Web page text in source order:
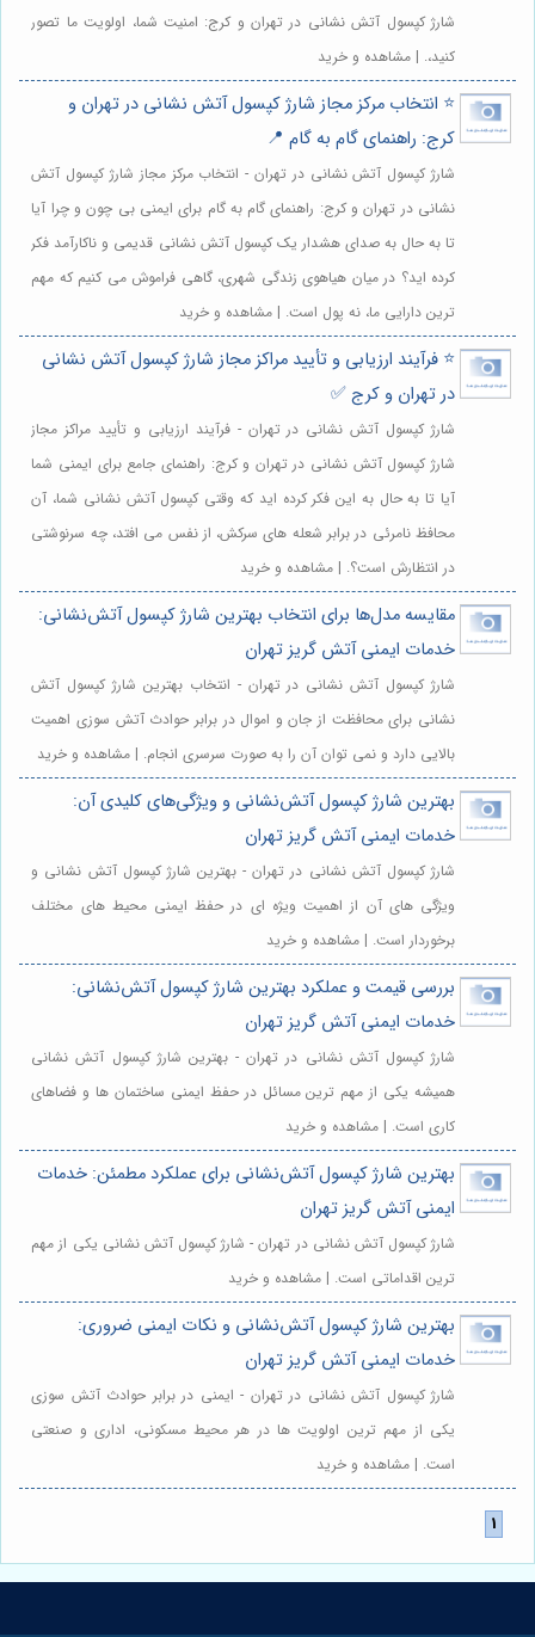
شارژ کپسول آتش نشانی در تهران و کرج: امنیت شما، اولویت ما تصور
کنید،. | مشاهده و خرید
⭐️ انتخاب مرکز مجاز شارژ کپسول آتش نشانی در تهران و
کرج: راهنمای گام به گام 📍
شارژ کپسول آتش نشانی در تهران - انتخاب مرکز مجاز شارژ کپسول آتش
نشانی در تهران و کرج: راهنمای گام به گام برای ایمنی بی چون و چرا آیا
تا به حال به صدای هشدار یک کپسول آتش نشانی قدیمی و ناکارآمد فکر
کرده اید؟ در میان هیاهوی زندگی شهری، گاهی فراموش می کنیم که مهم
ترین دارایی ما، نه پول است. | مشاهده و خرید
⭐️ فرآیند ارزیابی و تأیید مراکز مجاز شارژ کپسول آتش نشانی
در تهران و کرج ✅
شارژ کپسول آتش نشانی در تهران - فرآیند ارزیابی و تأیید مراکز مجاز
شارژ کپسول آتش نشانی در تهران و کرج: راهنمای جامع برای ایمنی شما
آیا تا به حال به این فکر کرده اید که وقتی کپسول آتش نشانی شما، آن
محافظ نامرئی در برابر شعله های سرکش، از نفس می افتد، چه سرنوشتی
در انتظارش است؟. | مشاهده و خرید
مقایسه مدل‌ها برای انتخاب بهترین شارژ کپسول آتش‌نشانی:
خدمات ایمنی آتش گریز تهران
شارژ کپسول آتش نشانی در تهران - انتخاب بهترین شارژ کپسول آتش
نشانی برای محافظت از جان و اموال در برابر حوادث آتش سوزی اهمیت
بالایی دارد و نمی توان آن را به صورت سرسری انجام. | مشاهده و خرید
بهترین شارژ کپسول آتش‌نشانی و ویژگی‌های کلیدی آن:
خدمات ایمنی آتش گریز تهران
شارژ کپسول آتش نشانی در تهران - بهترین شارژ کپسول آتش نشانی و
ویژگی های آن از اهمیت ویژه ای در حفظ ایمنی محیط های مختلف
برخوردار است. | مشاهده و خرید
بررسی قیمت و عملکرد بهترین شارژ کپسول آتش‌نشانی:
خدمات ایمنی آتش گریز تهران
شارژ کپسول آتش نشانی در تهران - بهترین شارژ کپسول آتش نشانی
همیشه یکی از مهم ترین مسائل در حفظ ایمنی ساختمان ها و فضاهای
کاری است. | مشاهده و خرید
بهترین شارژ کپسول آتش‌نشانی برای عملکرد مطمئن: خدمات
ایمنی آتش گریز تهران
شارژ کپسول آتش نشانی در تهران - شارژ کپسول آتش نشانی یکی از مهم
ترین اقداماتی است. | مشاهده و خرید
بهترین شارژ کپسول آتش‌نشانی و نکات ایمنی ضروری:
خدمات ایمنی آتش گریز تهران
شارژ کپسول آتش نشانی در تهران - ایمنی در برابر حوادث آتش سوزی
یکی از مهم ترین اولویت ها در هر محیط مسکونی، اداری و صنعتی
است. | مشاهده و خرید